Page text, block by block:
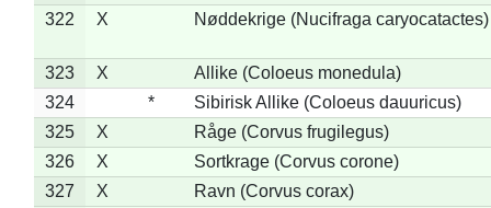
322
X Nøddekrige (Nucifraga caryocatactes)
323 X
Allike (Coloeus monedula)
324
*
Sibirisk Allike (Coloeus dauuricus)
325
X
Råge (Corvus frugilegus)
326
X
Sortkrage (Corvus corone)
327
X
Ravn (Corvus corax)